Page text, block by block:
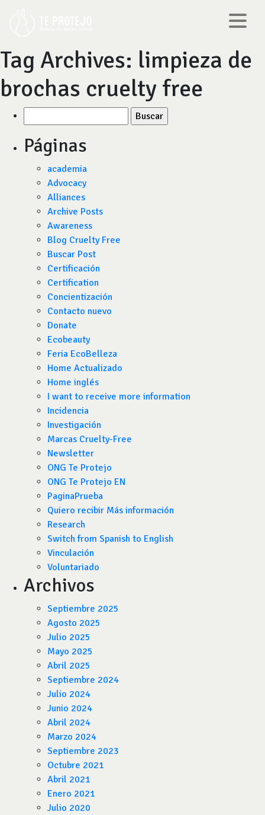
Tag Archives: limpieza de
brochas cruelty free
por:
Páginas
academia
Advocacy
Alliances
Archive Posts
Awareness
Blog Cruelty Free
Buscar Post
Certificación
Certification
Concientización
Contacto nuevo
Donate
Ecobeauty
Feria EcoBelleza
Home Actualizado
Home inglés
I want to receive more information
Incidencia
Investigación
Marcas Cruelty-Free
Newsletter
ONG Te Protejo
ONG Te Protejo EN
PaginaPrueba
Quiero recibir Más información
Research
Switch from Spanish to English
Vinculación
Voluntariado
Archivos
Septiembre 2025
Agosto 2025
Julio 2025
Mayo 2025
Abril 2025
Septiembre 2024
Julio 2024
Junio 2024
Abril 2024
Marzo 2024
Septiembre 2023
Octubre 2021
Abril 2021
Enero 2021
Julio 2020